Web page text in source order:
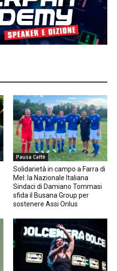
Pausa Caffè
Solidarietà in campo a Farra di
Mel: la Nazionale Italiana
Sindaci di Damiano Tommasi
sfida il Busana Group per
sostenere Assi Onlus